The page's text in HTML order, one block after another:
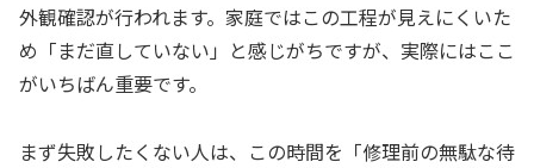
外観確認が行われます。家庭ではこの工程が見えにくいた
め「まだ直していない」と感じがちですが、実際にはここ
がいちばん重要です。
まず失敗したくない人は、この時間を「修理前の無駄な待